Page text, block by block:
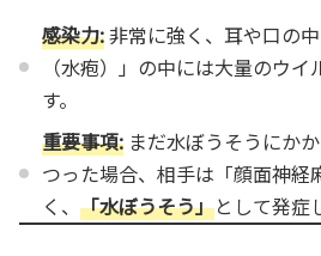
感染力:非常に強く、耳や口の
（水疱）」の中には大量のウ
す。
重要事項: まだ水ぼうそうにか
つった場合、相手は「顔面神経
く、「水ぼうそう」として発症